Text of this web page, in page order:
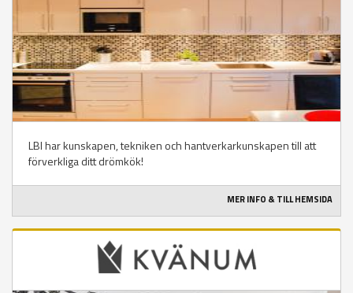
LBI har kunskapen, tekniken och hantverkarkunskapen till att
förverkliga ditt drömkök!
MER INFO & TILL HEMSIDA